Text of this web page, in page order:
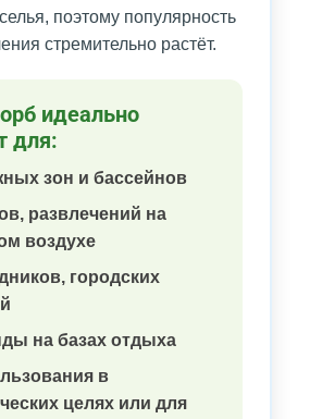
поэтому популярность
стремительно растёт.
идеально
для:
зон и бассейнов
развлечений на
воздухе
городских
на базах отдыха
в
целях или для